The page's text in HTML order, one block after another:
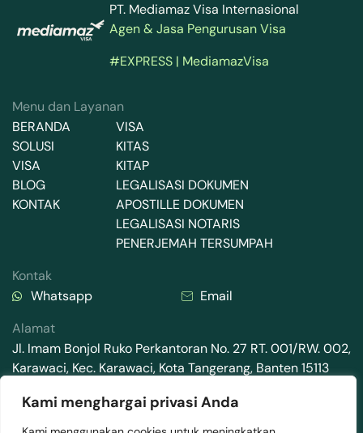
Kami menghargai privasi Anda
PT. Mediamaz Visa Internasional
Agen & Jasa Pengurusan Visa
#EXPRESS | MediamazVisa
Menu dan Layanan
BERANDA
SOLUSI
VISA
BLOG
KONTAK
VISA
KITAS
KITAP
LEGALISASI DOKUMEN
APOSTILLE DOKUMEN
LEGALISASI NOTARIS
PENERJEMAH TERSUMPAH
Kontak
Whatsapp
Email
Alamat
Jl. Imam Bonjol Ruko Perkantoran No. 27 RT. 001/RW. 002,
Karawaci, Kec. Karawaci, Kota Tangerang, Banten 15113